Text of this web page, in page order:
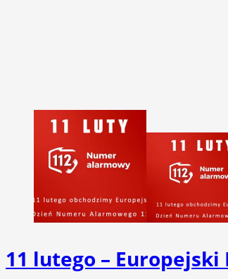
11 lutego –